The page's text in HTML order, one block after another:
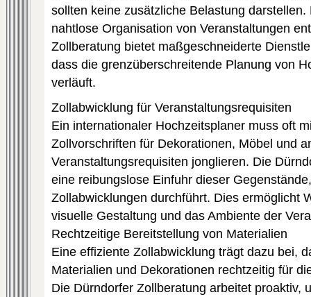
sollten keine zusätzliche Belastung
nahtlose Organisation von Veranstaltungen
Zollberatung bietet maßgeschneiderte
dass die grenzüberschreitende Planung von
verläuft.
Zollabwicklung für Veranstaltungsrequisiten
Ein internationaler Hochzeitsplaner muss oft
Zollvorschriften für Dekorationen, Möbel und
Veranstaltungsrequisiten jonglieren. Die
eine reibungslose Einfuhr dieser
Zollabwicklungen durchführt. Dies ermöglicht
visuelle Gestaltung und das Ambiente der
Rechtzeitige Bereitstellung von Materialien
Eine effiziente Zollabwicklung trägt dazu bei,
Materialien und Dekorationen rechtzeitig für
Die Dürndorfer Zollberatung arbeitet proaktiv,